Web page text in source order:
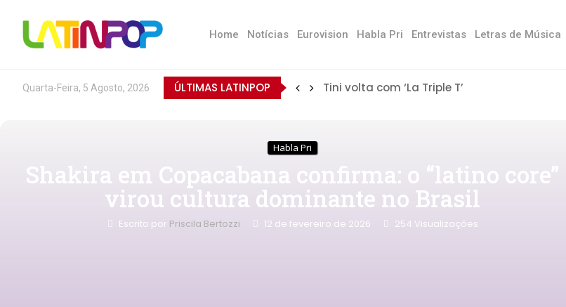
Home Notícias Eurovision Habla Pri Entrevistas Letras de Música
Quarta-Feira, 5 Agosto, 2026 ÚLTIMAS LATINPOP Tini volta com ‘La Triple T’
Habla Pri
Shakira em Copacabana confirma: o “latino core”
virou cultura dominante no Brasil
Escrito por Priscila Bertozzi 12 de fevereiro de 2026 254 Visualizações